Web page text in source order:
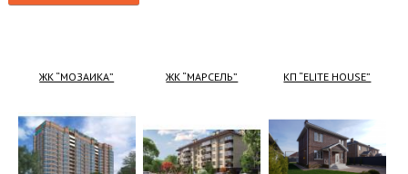
ЖК “МОЗАИКА” ЖК “МАРСЕЛЬ” КП “ELITE HOUSE”